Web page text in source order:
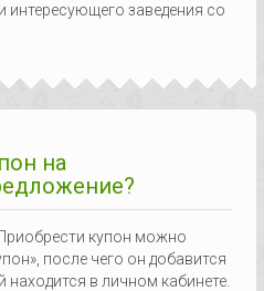
интересующего заведения со
на
купон можно
после чего он добавится
находится в личном кабинете.